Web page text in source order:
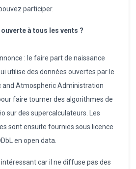
participer.
ouverte à tous les vents ?
: le faire part de naissance
utilise des données ouvertes par le
and Atmospheric Administration
faire tourner des algorithmes de
sur des supercalculateurs. Les
sont ensuite fournies sous licence
en open data.
intéressant car il ne diffuse pas des